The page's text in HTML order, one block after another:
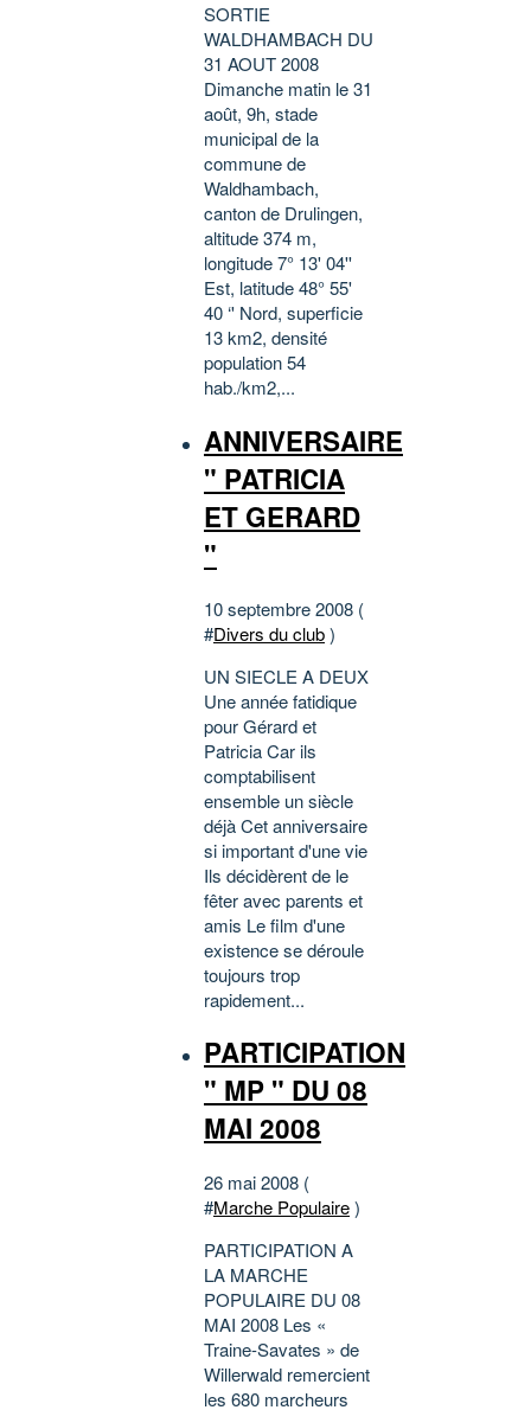
SORTIE
WALDHAMBACH DU
31 AOUT 2008
Dimanche matin le 31
août, 9h, stade
municipal de la
commune de
Waldhambach,
canton de Drulingen,
altitude 374 m,
longitude 7° 13' 04''
Est, latitude 48° 55'
40 ‘' Nord, superficie
13 km2, densité
population 54
hab./km2,...
ANNIVERSAIRE
" PATRICIA
ET GERARD
"
10 septembre 2008 (
#Divers du club)
UN SIECLE A DEUX
Une année fatidique
pour Gérard et
Patricia Car ils
comptabilisent
ensemble un siècle
déjà Cet anniversaire
si important d'une vie
Ils décidèrent de le
fêter avec parents et
amis Le film d'une
existence se déroule
toujours trop
rapidement...
PARTICIPATION
" MP " DU 08
MAI 2008
26 mai 2008 (
#Marche Populaire)
PARTICIPATION A
LA MARCHE
POPULAIRE DU 08
MAI 2008 Les «
Traine-Savates » de
Willerwald remercient
les 680 marcheurs